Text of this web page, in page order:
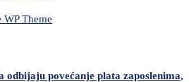
odbijaju povećanje plata zaposlenima,